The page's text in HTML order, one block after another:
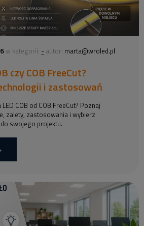
w kategorii: - autor: marta@wroled.pl
czy COB FreeCut?
i zastosowań
COB od COB FreeCut? Poznaj
zalety, zastosowania i wybierz
swojego projektu.